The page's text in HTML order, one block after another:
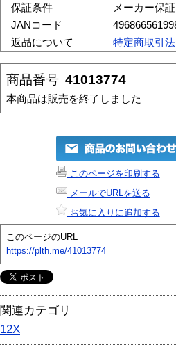
保証条件
メーカー保証
JANコード
返品について
特定商取引
商品番号 41013774
本商品は販売を終了しました
このページを印刷する
メールでURLを送る
お気に入りに追加する
このページのURL
https://plth.me/41013774
関連カテゴリ
12X